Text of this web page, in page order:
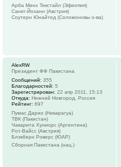
Арба Минх Текстайл (Эфиопия)
Санкт-Йоханн (Австрия)
Соутерн Юнайтед (Соломоновы о-ва)
AlexRW
Президент ФФ Пакистана
Сообщений: 355
Благодарностей: 5
Зарегистрирован: 22 апр 2011, 15:13
Откуда: Нижний Новгород, Россия
Рейтинг: 697
Пумас Дарио (Никарагуа)
ТВК (Пакистан)
Чакарита Хуниорс (Аргентина)
Рот-Вайсс (Австрия)
Блэкберн Роверс (ЮАР)
Сборная Пакистана (нац.)